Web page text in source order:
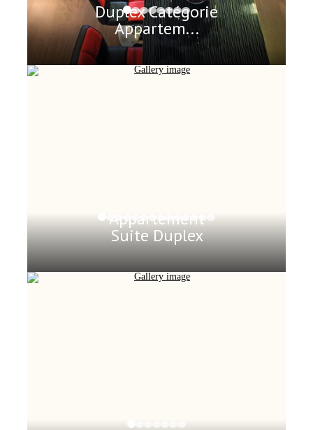
Duplex Catégorie
Appartem...
Appartement
Suite Duplex